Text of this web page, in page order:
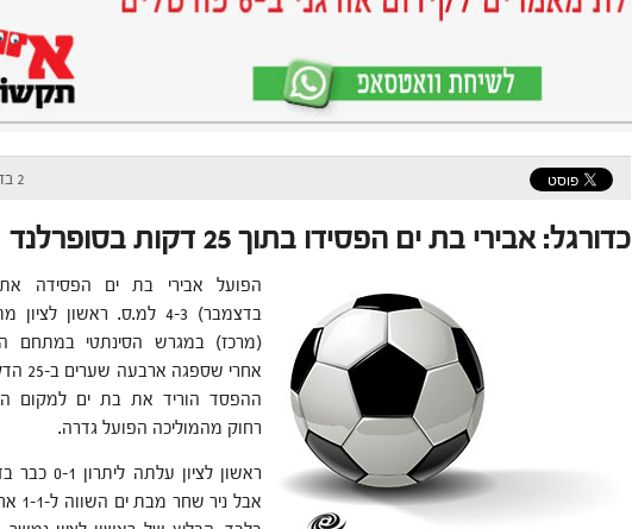
2 בדצמבר 2017 at 17:51
כדורגל: אבירי בת ים הפסידו בתוך 25 דקות בסופרלנד
בדצמבר) 4-3 למ.ס. ראשון
(מרכז) במגרש הסינתטי במתחם
אחרי
ההפסד הוריד את בת ים למקום
רחוק מהמוליכה הפועל גדרה.
ראשון לציון
אבל